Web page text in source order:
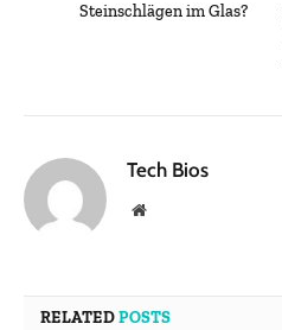
Steinschlägen im Glas?
Tech Bios
Website
RELATEDPOSTS